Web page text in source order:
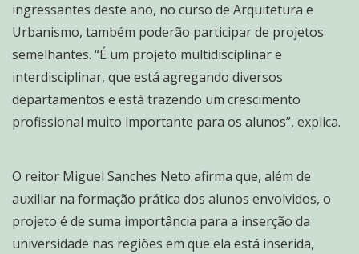
ingressantes deste ano, no curso de Arquitetura e
Urbanismo, também poderão participar de projetos
semelhantes. “É um projeto multidisciplinar e
interdisciplinar, que está agregando diversos
departamentos e está trazendo um crescimento
profissional muito importante para os alunos”, explica.
O reitor Miguel Sanches Neto afirma que, além de
auxiliar na formação prática dos alunos envolvidos, o
projeto é de suma importância para a inserção da
universidade nas regiões em que ela está inserida,